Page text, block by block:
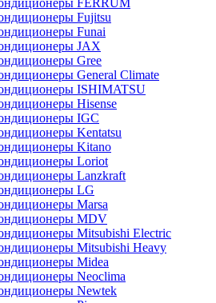
Fujitsu
Funai
JAX
Gree
General Climate
ISHIMATSU
Hisense
IGC
Kentatsu
Kitano
Loriot
Lanzkraft
LG
Marsa
MDV
Mitsubishi Electric
Mitsubishi Heavy
Midea
Neoclima
Newtek